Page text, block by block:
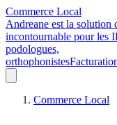
Commerce Local
Andreane est la solution
incontournable pour les
podologues,
orthophonistes
Commerce Local